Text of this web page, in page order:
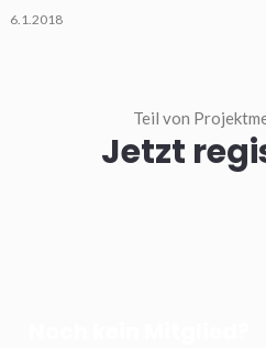
6.1.2018
Teil von
Jetzt